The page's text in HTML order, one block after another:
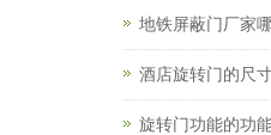
地铁屏蔽门厂家
酒店旋转门的尺
旋转门功能的功